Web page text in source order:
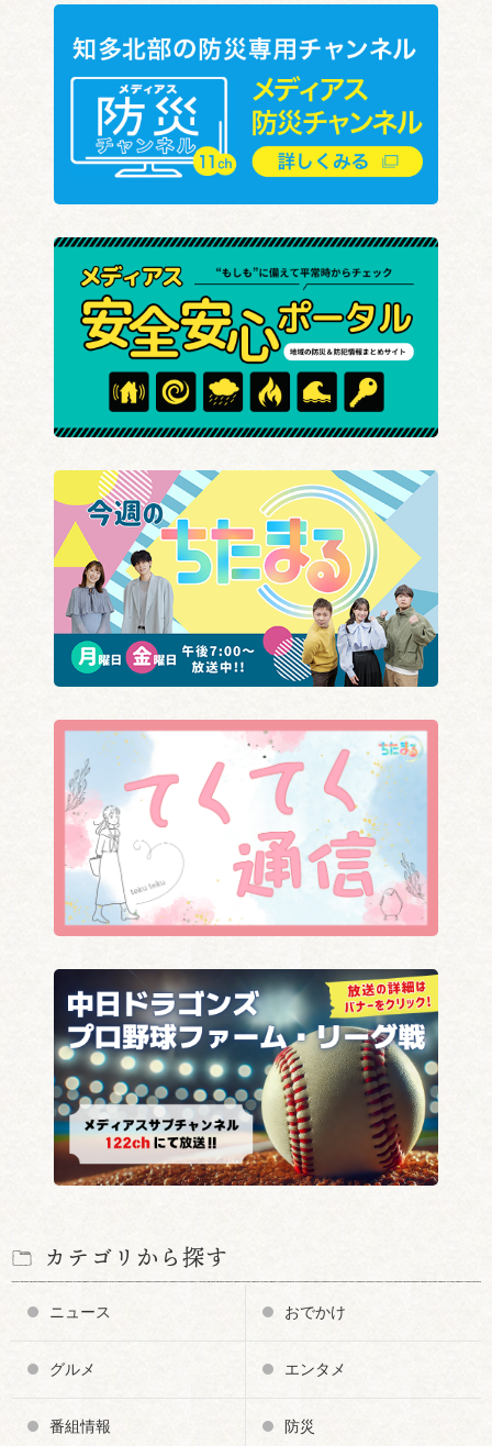
カテゴリから探す
ニュース おでかけ
グルメ エンタメ
番組情報 防災